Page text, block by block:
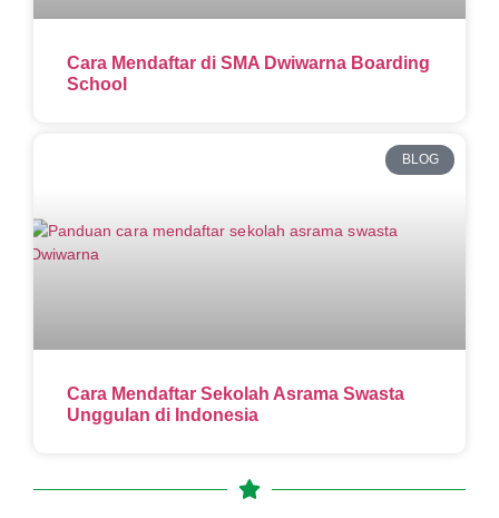
Cara Mendaftar di SMA Dwiwarna Boarding
School
BLOG
Cara Mendaftar Sekolah Asrama Swasta
Unggulan di Indonesia